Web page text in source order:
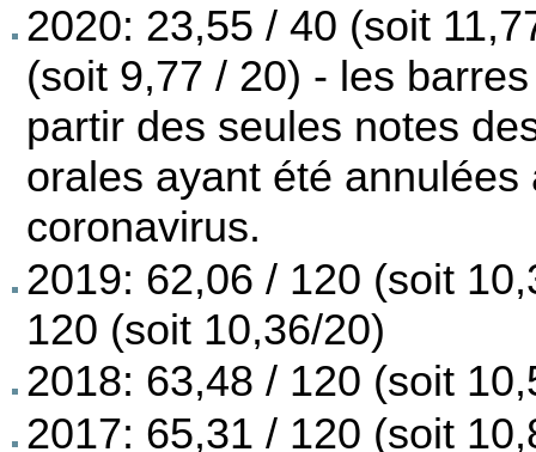
2020: 23,55 / 40 (soit
(soit 9,77 / 20) - les
partir des seules notes
orales ayant été
coronavirus.
2019: 62,06 / 120 (soit
120 (soit 10,36/20)
2018: 63,48 / 120 (soit
2017: 65,31 / 120 (soit